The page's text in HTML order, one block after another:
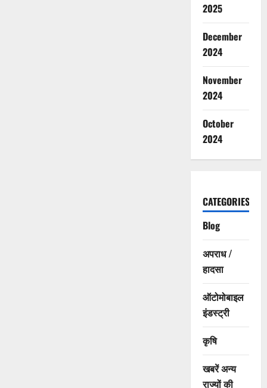
2025
December
2024
November
2024
October
2024
CATEGORIES
Blog
अपराध /
हादसा
ऑटोमोबाइल
इंडस्ट्री
कृषि
खबरें अन्य
राज्यों की